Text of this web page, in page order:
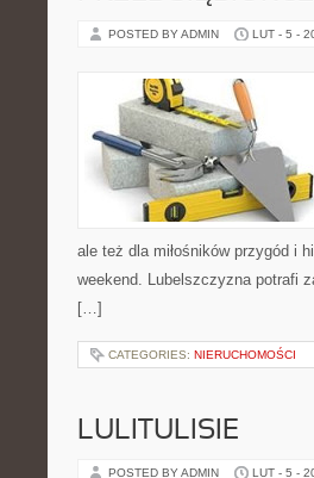
POSTED BY ADMIN LUT - 5 -
ale też dla miłośników przygód i
weekend. Lubelszczyzna potrafi
[…]
CATEGORIES: NIERUCHOMOŚCI
LULITULISIE
POSTED BY ADMIN LUT - 5 -